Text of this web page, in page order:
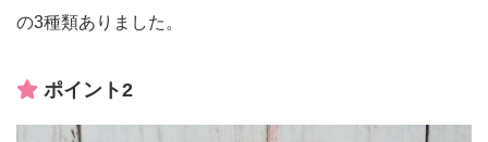
の3種類ありました。
ポイント2